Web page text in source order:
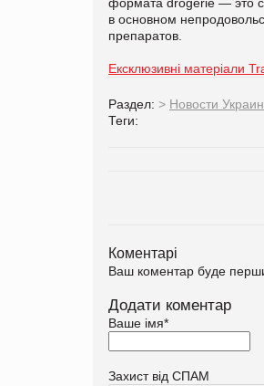
в основном
препаратов.
Ексклюзивні матеріали
Раздел: > Новости
Теги:
Коментарі
Ваш коментар буде
Додати коментар
Ваше імя*
Захист від СПАМ